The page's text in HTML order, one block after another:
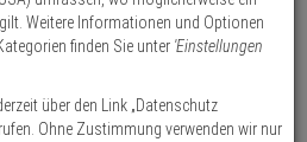
BG-
Weitere Informationen und Optionen
finden Sie unter 'Einstellungen
über den Link „Datenschutz
Ohne Zustimmung verwenden wir nur